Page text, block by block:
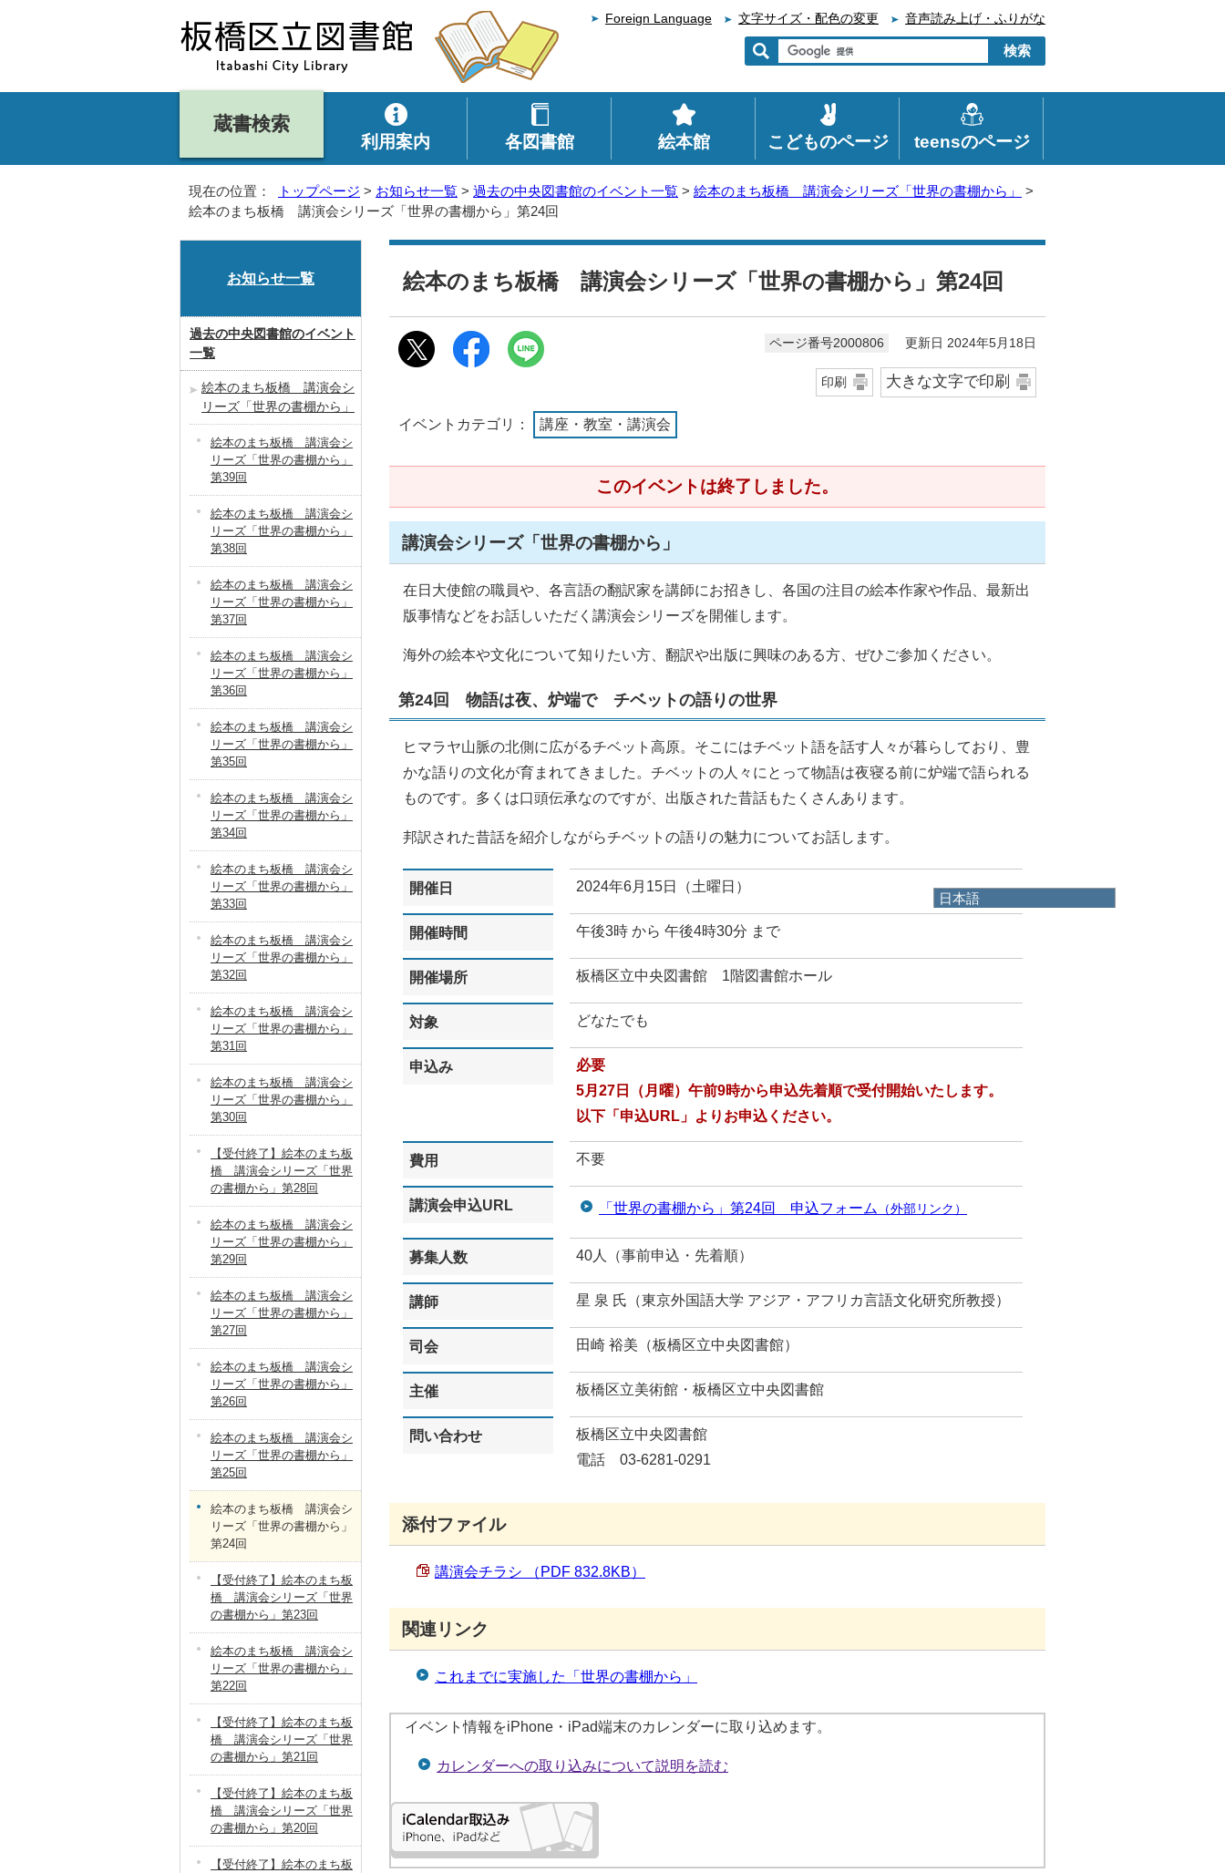
Foreign Language 文字サイズ・配色の変更 音声読み上げ・ふりがな
日本語
日本語
한국어
繁體中文
蔵書検索
利用案内 各図書館 絵本館 こどものページ teensのページ
現在の位置： トップページ > お知らせ一覧 > 過去の中央図書館のイベント一覧 > 絵本のまち板橋 講演会シリーズ「世界の書棚から」
>
絵本のまち板橋 講演会シリーズ「世界の書棚から」第24回
絵本のまち板橋 講演会シリーズ「世界の書棚から」第24回
ページ番号2000806 更新日 2024年5月18日
印刷 大きな文字で印刷
イベントカテゴリ： 講座・教室・講演会
このイベントは終了しました。
講演会シリーズ「世界の書棚から」
在日大使館の職員や、各言語の翻訳家を講師にお招きし、各国の注目の絵本作家や作品、最新出
版事情などをお話しいただく講演会シリーズを開催します。
海外の絵本や文化について知りたい方、翻訳や出版に興味のある方、ぜひご参加ください。
第24回 物語は夜、炉端で チベットの語りの世界
ヒマラヤ山脈の北側に広がるチベット高原。そこにはチベット語を話す人々が暮らしており、豊
かな語りの文化が育まれてきました。チベットの人々にとって物語は夜寝る前に炉端で語られる
ものです。多くは口頭伝承なのですが、出版された昔話もたくさんあります。
邦訳された昔話を紹介しながらチベットの語りの魅力についてお話します。
開催日 2024年6月15日（土曜日）
開催時間 午後3時 から 午後4時30分 まで
開催場所 板橋区立中央図書館 1階図書館ホール
対象 どなたでも
申込み
必要
5月27日（月曜）午前9時から申込先着順で受付開始いたします。
以下「申込URL」よりお申込ください。
費用 不要
講演会申込URL 「世界の書棚から」第24回 申込フォーム （外部リンク）
募集人数 40人（事前申込・先着順）
講師 星 泉 氏（東京外国語大学 アジア・アフリカ言語文化研究所教授）
司会 田崎 裕美（板橋区立中央図書館）
主催 板橋区立美術館・板橋区立中央図書館
問い合わせ
板橋区立中央図書館
電話 03-6281-0291
添付ファイル
講演会チラシ （PDF 832.8KB）
関連リンク
これまでに実施した「世界の書棚から」
イベント情報をiPhone・iPad端末のカレンダーに取り込めます。
カレンダーへの取り込みについて説明を読む
お知らせ一覧
過去の中央図書館のイベント
一覧
絵本のまち板橋 講演会シ
リーズ「世界の書棚から」
絵本のまち板橋 講演会シ
リーズ「世界の書棚から」
第39回
絵本のまち板橋 講演会シ
リーズ「世界の書棚から」
第38回
絵本のまち板橋 講演会シ
リーズ「世界の書棚から」
第37回
絵本のまち板橋 講演会シ
リーズ「世界の書棚から」
第36回
絵本のまち板橋 講演会シ
リーズ「世界の書棚から」
第35回
絵本のまち板橋 講演会シ
リーズ「世界の書棚から」
第34回
絵本のまち板橋 講演会シ
リーズ「世界の書棚から」
第33回
絵本のまち板橋 講演会シ
リーズ「世界の書棚から」
第32回
絵本のまち板橋 講演会シ
リーズ「世界の書棚から」
第31回
絵本のまち板橋 講演会シ
リーズ「世界の書棚から」
第30回
【受付終了】絵本のまち板
橋 講演会シリーズ「世界
の書棚から」第28回
絵本のまち板橋 講演会シ
リーズ「世界の書棚から」
第29回
絵本のまち板橋 講演会シ
リーズ「世界の書棚から」
第27回
絵本のまち板橋 講演会シ
リーズ「世界の書棚から」
第26回
絵本のまち板橋 講演会シ
リーズ「世界の書棚から」
第25回
絵本のまち板橋 講演会シ
リーズ「世界の書棚から」
第24回
【受付終了】絵本のまち板
橋 講演会シリーズ「世界
の書棚から」第23回
絵本のまち板橋 講演会シ
リーズ「世界の書棚から」
第22回
【受付終了】絵本のまち板
橋 講演会シリーズ「世界
の書棚から」第21回
【受付終了】絵本のまち板
橋 講演会シリーズ「世界
の書棚から」第20回
【受付終了】絵本のまち板